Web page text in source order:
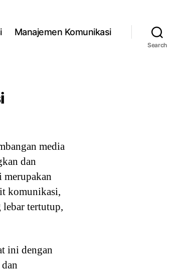
Manajemen Komunikasi
Search
media
dan
merupakan
komunikasi,
lebar tertutup,
ini dengan